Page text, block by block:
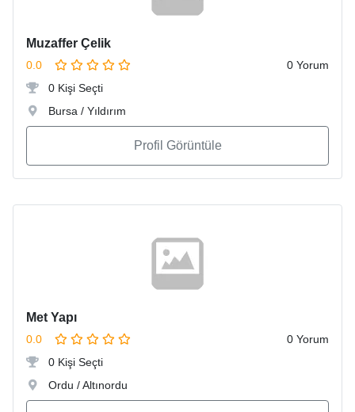
Muzaffer Çelik
0.0
0 Yorum
0 Kişi Seçti
Bursa / Yıldırım
Profil Görüntüle
Met Yapı
0.0
0 Yorum
0 Kişi Seçti
Ordu / Altınordu